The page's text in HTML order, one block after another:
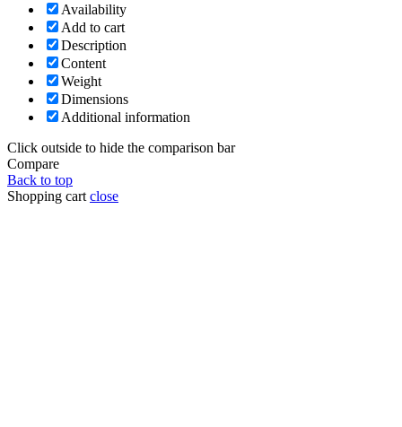
Availability
Add to cart
Description
Content
Weight
Dimensions
Additional information
Click outside to hide the comparison bar
Compare
Back to top
Shopping cart close